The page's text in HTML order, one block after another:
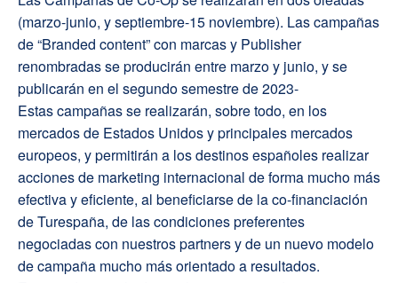
(marzo-junio, y septiembre-15 noviembre). Las campañas
de “Branded content” con marcas y Publisher
renombradas se producirán entre marzo y junio, y se
publicarán en el segundo semestre de 2023-
Estas campañas se realizarán, sobre todo, en los
mercados de Estados Unidos y principales mercados
europeos, y permitirán a los destinos españoles realizar
acciones de marketing internacional de forma mucho más
efectiva y eficiente, al beneficiarse de la co-financiación
de Turespaña, de las condiciones preferentes
negociadas con nuestros partners y de un nuevo modelo
de campaña mucho más orientado a resultados.